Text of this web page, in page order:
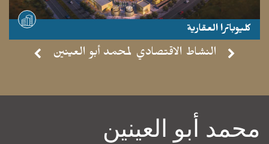
كليوباترا العقارية
- موقع مشاهدة -النشاط الاقتصادي لمحمد أبو العينين
محمد أبو العينين